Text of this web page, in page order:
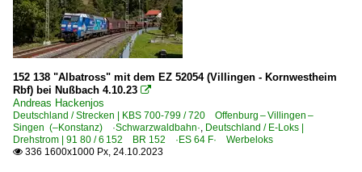
152 138 "Albatross" mit dem EZ 52054 (Villingen - Kornwestheim
Rbf) bei Nußbach 4.10.23 
Andreas Hackenjos
Deutschland / Strecken | KBS 700-799 / 720 Offenburg – Villingen –
Singen (–Konstanz) ·Schwarzwaldbahn·, Deutschland / E-Loks |
Drehstrom | 91 80 / 6 152 BR 152 ·ES 64 F· Werbeloks
 336 1600x1000 Px, 24.10.2023